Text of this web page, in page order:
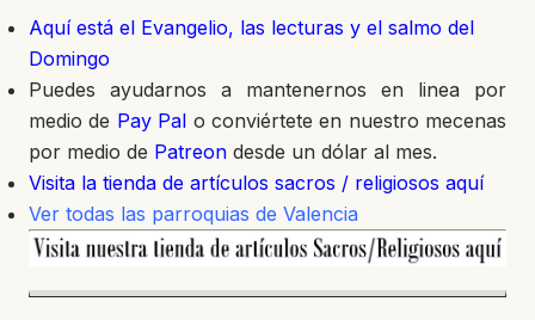
Aquí está el Evangelio, las lecturas y el salmo del
Domingo
Puedes ayudarnos a mantenernos en linea por
medio de Pay Pal o conviértete en nuestro mecenas
por medio de Patreon desde un dólar al mes.
Visita la tienda de artículos sacros / religiosos aquí
Ver todas las parroquias de Valencia